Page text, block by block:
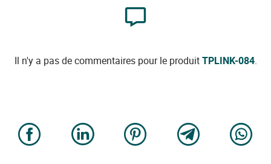
Il n'y a pas de commentaires pour le produitTPLINK-084.